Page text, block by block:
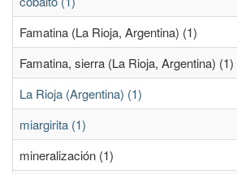
Famatina (La Rioja, Argentina) (1)
Famatina, sierra (La Rioja, Argentina) (1)
La Rioja (Argentina) (1)
miargirita (1)
mineralización (1)